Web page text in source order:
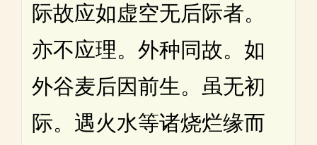
际故应如虚空无后际者。
亦不应理。外种同故。如
外谷麦后因前生。虽无初
际。遇火水等诸烧烂缘而